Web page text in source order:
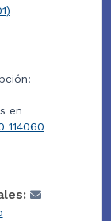
en
114060